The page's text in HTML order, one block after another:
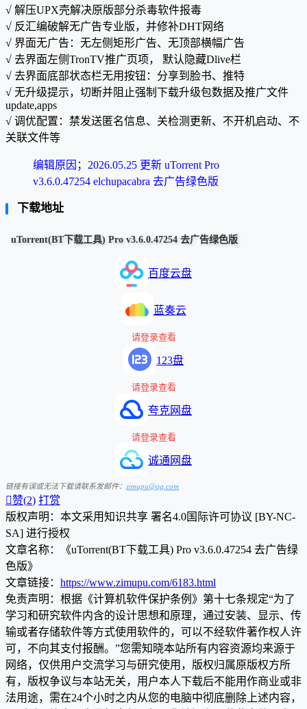
√ 解压UPX壳解决原版部分杀毒软件报毒
√ 反汇编破解无广告专业版，并修补DHT网络
√ 界面无广告：无左侧矩形广告、无顶部横幅广告
√ 去界面左侧TronTV推广页项， 默认隐藏Dlive栏
√ 去界面底部状态栏无用按钮：分享到脸书、推特
√ 无升级提示，切断并阻止强制下载升级包数据及推广文件
update,apps
√ 调优配置：禁发送匿名信息、关检测更新、不开机启动、不
关联文件等
编辑原因；2026.05.25 更新 uTorrent Pro
v3.6.0.47254 elchupacabra 去广告绿色版
下载地址
uTorrent(BT下载工具) Pro v3.6.0.47254 去广告绿色版
百度云盘
蓝奏云
请登录查看
123盘
请登录查看
夸克网盘
请登录查看
诚通网盘
链接有误或无法下载请联系发邮件： zimupu@qq.com
赞(2) 打赏
版权声明：本文采用知识共享 署名4.0国际许可协议 [BY-NC-
SA] 进行授权
文章名称：《uTorrent(BT下载工具) Pro v3.6.0.47254 去广告绿
色版》
文章链接： https://www.zimupu.com/6183.html
免责声明：根据《计算机软件保护条例》第十七条规定“为了
学习和研究软件内含的设计思想和原理，通过安装、显示、传
输或者存储软件等方式使用软件的，可以不经软件著作权人许
可，不向其支付报酬。”您需知晓本站所有内容资源均来源于
网络，仅供用户交流学习与研究使用，版权归属原版权方所
有，版权争议与本站无关，用户本人下载后不能用作商业或非
法用途，需在24个小时之内从您的电脑中彻底删除上述内容，